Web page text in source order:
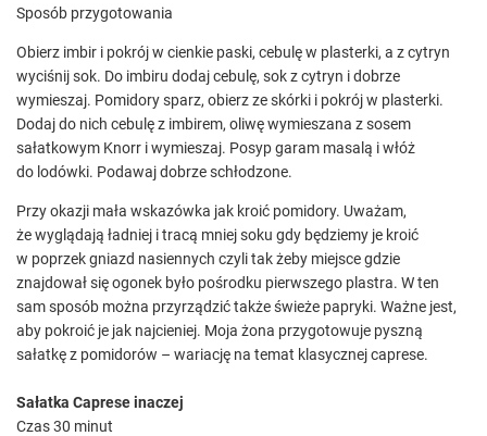
Sposób przygotowania
Obierz imbir i pokrój w cienkie paski, cebulę w plasterki, a z cytryn
wyciśnij sok. Do imbiru dodaj cebulę, sok z cytryn i dobrze
wymieszaj. Pomidory sparz, obierz ze skórki i pokrój w plasterki.
Dodaj do nich cebulę z imbirem, oliwę wymieszana z sosem
sałatkowym Knorr i wymieszaj. Posyp garam masalą i włóż
do lodówki. Podawaj dobrze schłodzone.
Przy okazji mała wskazówka jak kroić pomidory. Uważam,
że wyglądają ładniej i tracą mniej soku gdy będziemy je kroić
w poprzek gniazd nasiennych czyli tak żeby miejsce gdzie
znajdował się ogonek było pośrodku pierwszego plastra. W ten
sam sposób można przyrządzić także świeże papryki. Ważne jest,
aby pokroić je jak najcieniej. Moja żona przygotowuje pyszną
sałatkę z pomidorów – wariację na temat klasycznej caprese.
Sałatka Caprese inaczej
Czas 30 minut